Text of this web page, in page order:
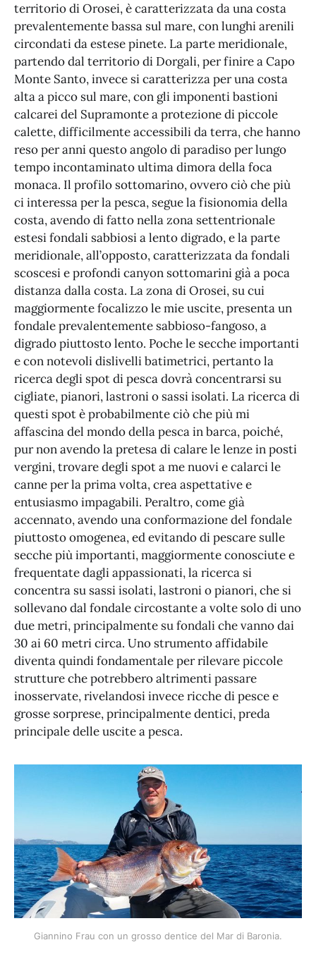
territorio di Orosei, è caratterizzata da una costa
prevalentemente bassa sul mare, con lunghi arenili
circondati da estese pinete. La parte meridionale,
partendo dal territorio di Dorgali, per finire a Capo
Monte Santo, invece si caratterizza per una costa
alta a picco sul mare, con gli imponenti bastioni
calcarei del Supramonte a protezione di piccole
calette, difficilmente accessibili da terra, che hanno
reso per anni questo angolo di paradiso per lungo
tempo incontaminato ultima dimora della foca
monaca. Il profilo sottomarino, ovvero ciò che più
ci interessa per la pesca, segue la fisionomia della
costa, avendo di fatto nella zona settentrionale
estesi fondali sabbiosi a lento digrado, e la parte
meridionale, all’opposto, caratterizzata da fondali
scoscesi e profondi canyon sottomarini già a poca
distanza dalla costa. La zona di Orosei, su cui
maggiormente focalizzo le mie uscite, presenta un
fondale prevalentemente sabbioso-fangoso, a
digrado piuttosto lento. Poche le secche importanti
e con notevoli dislivelli batimetrici, pertanto la
ricerca degli spot di pesca dovrà concentrarsi su
cigliate, pianori, lastroni o sassi isolati. La ricerca di
questi spot è probabilmente ciò che più mi
affascina del mondo della pesca in barca, poiché,
pur non avendo la pretesa di calare le lenze in posti
vergini, trovare degli spot a me nuovi e calarci le
canne per la prima volta, crea aspettative e
entusiasmo impagabili. Peraltro, come già
accennato, avendo una conformazione del fondale
piuttosto omogenea, ed evitando di pescare sulle
secche più importanti, maggiormente conosciute e
frequentate dagli appassionati, la ricerca si
concentra su sassi isolati, lastroni o pianori, che si
sollevano dal fondale circostante a volte solo di uno
due metri, principalmente su fondali che vanno dai
30 ai 60 metri circa. Uno strumento affidabile
diventa quindi fondamentale per rilevare piccole
strutture che potrebbero altrimenti passare
inosservate, rivelandosi invece ricche di pesce e
grosse sorprese, principalmente dentici, preda
principale delle uscite a pesca.
Giannino Frau con un grosso dentice del Mar di Baronia.